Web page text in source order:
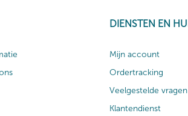
DIENSTEN EN
Mijn account
Ordertracking
Veelgestelde vragen
Klantendienst